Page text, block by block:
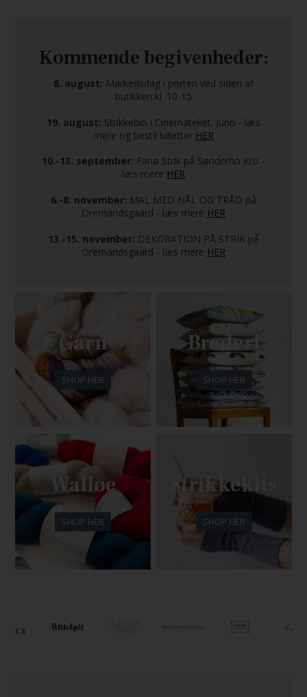
Kommende begivenheder:
8. august: Markedsdag i porten ved siden af
butikken kl. 10-15
19. august: Strikkebio i Cinemateket: Juno - læs
mere og bestil billetter HER
10.-13. september: Fanø Strik på Sønderho Kro -
læs mere HER
6.-8. november: MAL MED NÅL OG TRÅD på
Oremandsgaard - læs mere HER
13.-15. november: DEKORATION PÅ STRIK på
Oremandsgaard - læs mere HER
Garn
SHOP HER
Broderi
SHOP HER
Walløe
SHOP HER
Strikkekits
SHOP HER